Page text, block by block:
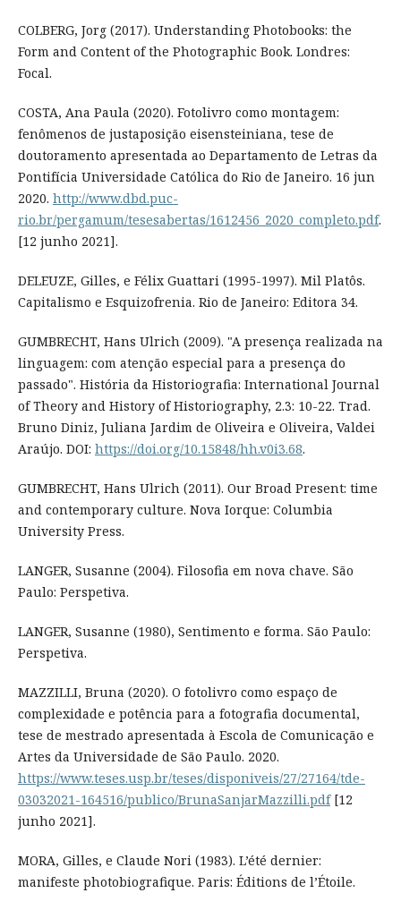
COLBERG, Jorg (2017). Understanding Photobooks: the
Form and Content of the Photographic Book. Londres:
Focal.
COSTA, Ana Paula (2020). Fotolivro como montagem:
fenômenos de justaposição eisensteiniana, tese de
doutoramento apresentada ao Departamento de Letras da
Pontifícia Universidade Católica do Rio de Janeiro. 16 jun
2020. http://www.dbd.puc-
rio.br/pergamum/tesesabertas/1612456_2020_completo.pdf.
[12 junho 2021].
DELEUZE, Gilles, e Félix Guattari (1995-1997). Mil Platôs.
Capitalismo e Esquizofrenia. Rio de Janeiro: Editora 34.
GUMBRECHT, Hans Ulrich (2009). "A presença realizada na
linguagem: com atenção especial para a presença do
passado". História da Historiografia: International Journal
of Theory and History of Historiography, 2.3: 10-22. Trad.
Bruno Diniz, Juliana Jardim de Oliveira e Oliveira, Valdei
Araújo. DOI: https://doi.org/10.15848/hh.v0i3.68.
GUMBRECHT, Hans Ulrich (2011). Our Broad Present: time
and contemporary culture. Nova Iorque: Columbia
University Press.
LANGER, Susanne (2004). Filosofia em nova chave. São
Paulo: Perspetiva.
LANGER, Susanne (1980), Sentimento e forma. São Paulo:
Perspetiva.
MAZZILLI, Bruna (2020). O fotolivro como espaço de
complexidade e potência para a fotografia documental,
tese de mestrado apresentada à Escola de Comunicação e
Artes da Universidade de São Paulo. 2020.
https://www.teses.usp.br/teses/disponiveis/27/27164/tde-
03032021-164516/publico/BrunaSanjarMazzilli.pdf[12
junho 2021].
MORA, Gilles, e Claude Nori (1983). L’été dernier:
manifeste photobiografique. Paris: Éditions de l’Étoile.